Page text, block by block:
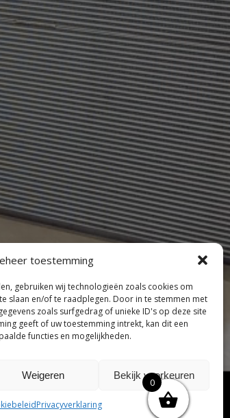
toestemming
gebruiken wij technologieën zoals cookies om
slaan en/of te raadplegen. Door in te stemmen met
zoals surfgedrag of unieke ID's op deze site
geeft of uw toestemming intrekt, kan dit een
functies en mogelijkheden.
Weigeren Bekijk voorkeuren
Privacyverklaring
0